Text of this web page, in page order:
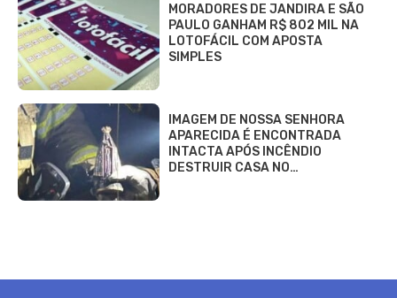
MORADORES DE JANDIRA E SÃO
PAULO GANHAM R$ 802 MIL NA
LOTOFÁCIL COM APOSTA
SIMPLES
IMAGEM DE NOSSA SENHORA
APARECIDA É ENCONTRADA
INTACTA APÓS INCÊNDIO
DESTRUIR CASA NO…